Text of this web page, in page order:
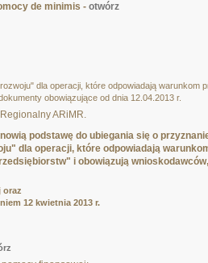
de minimis - otwórz
dla operacji, które odpowiadają warunkom
obowiązujące od dnia 12.04.2013 r.
ARiMR.
podstawę do ubiegania się o
dla operacji, które odpowiadają
i obowiązują
oraz
12 kwietnia 2013 r.